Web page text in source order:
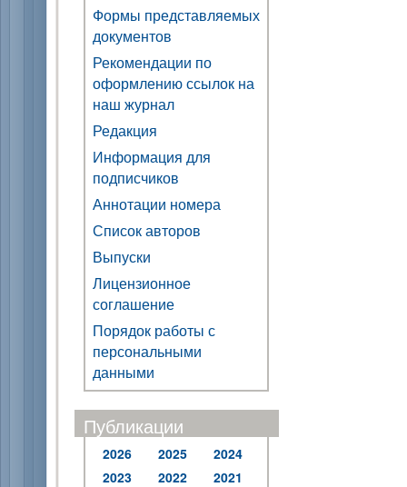
Формы представляемых
документов
Рекомендации по
оформлению ссылок на
наш журнал
Редакция
Информация для
подписчиков
Аннотации номера
Список авторов
Выпуски
Лицензионное
соглашение
Порядок работы с
персональными
данными
Публикации
2026 2025
2024
2023
2022
2021